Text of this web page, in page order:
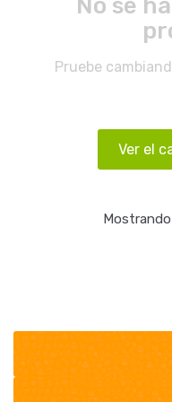
Pruebe
Ver el